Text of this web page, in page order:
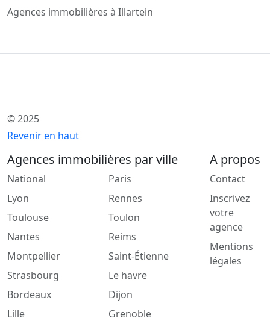
Agences immobilières à Illartein
© 2025
Revenir en haut
Agences immobilières par ville
National
Lyon
Toulouse
Nantes
Montpellier
Strasbourg
Bordeaux
Lille
Paris
Rennes
Toulon
Reims
Saint-Étienne
Le havre
Dijon
Grenoble
A propos
Contact
Inscrivez
votre
agence
Mentions
légales